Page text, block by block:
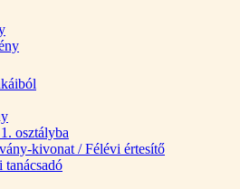
osztályba
kivonat / Félévi értesítő
tanácsadó